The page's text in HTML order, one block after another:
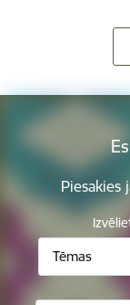
Piesakies
Tēmas